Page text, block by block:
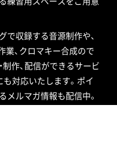
で収録する音源制作や、
業、クロマキー合成ので
作、配信ができるサービ
対応いたします。ポイ
メルマガ情報も配信中。